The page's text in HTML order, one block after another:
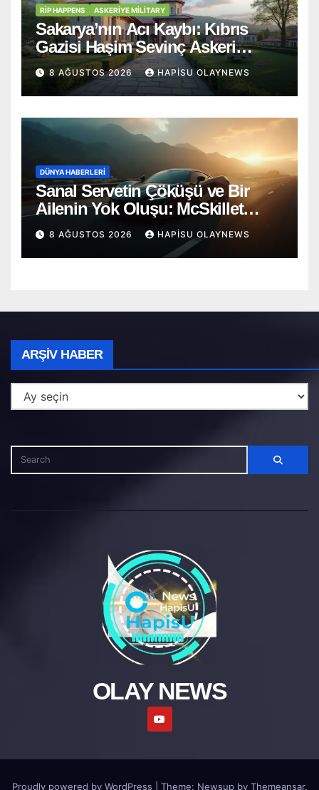
RİP HAPPENS ASKERIYE MILITARY
Sakarya’nın Acı Kaybı: Kıbrıs
Gazisi Haşim Sevinç Askeri
Törenle Ebediyete Uğurlandı
8 AĞUSTOS 2026 HAPISU OLAYNEWS
DÜNYA HABERLERI
Sanal Servetin Çöküşü ve Bir
Ailenin Yok Oluşu: McSkillet
Trajedisi
8 AĞUSTOS 2026 HAPISU OLAYNEWS
ARŞIV HABER
Haber
OLAY NEWS
Proudly powered by WordPress Theme: Newsup by Themeansar.